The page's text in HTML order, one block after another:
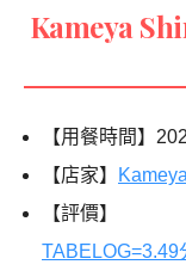
Kameya
【用餐時間】
【店家】
【評價】
TABELOG=3.49